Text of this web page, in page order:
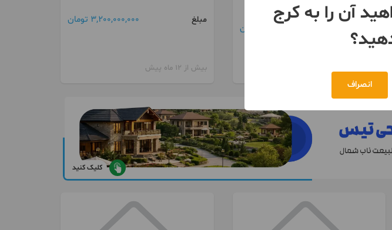
کرج- کردان
80,000,000,000 تومان
مبلغ 3,200,000,000 تومان
بیش از 12 ماه پیش
کلیک کنید
آن را به کرج
انصراف